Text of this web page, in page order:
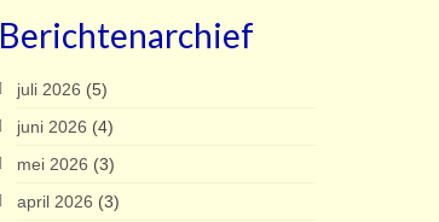
Berichtenarchief
juli 2026 (5)
juni 2026 (4)
mei 2026 (3)
april 2026 (3)